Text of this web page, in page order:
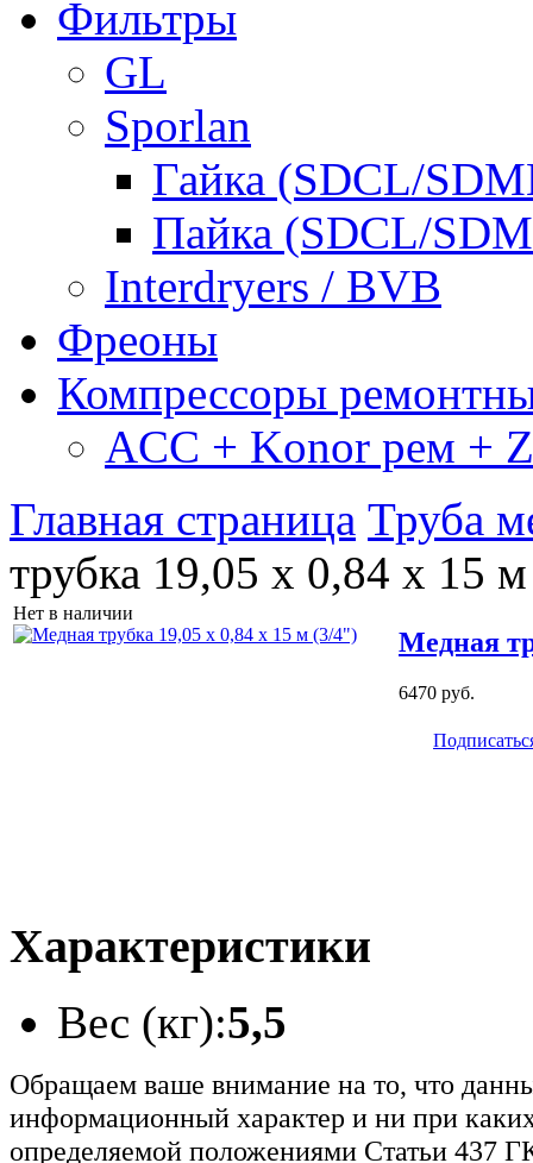
Фильтры
GL
Sporlan
Гайка (SDCL/
Пайка (SDCL/
Interdryers / BVB
Фреоны
Компрессоры
ACC + Konor рем +
Главная страница Труба
трубка 19,05 х 0,84 х 15
Нет в наличии
Медная
6470 руб.
Характеристики
Вес (кг):5,5
Обращаем ваше внимание на то, что
информационный характер и ни при
определяемой положениями Статьи 437